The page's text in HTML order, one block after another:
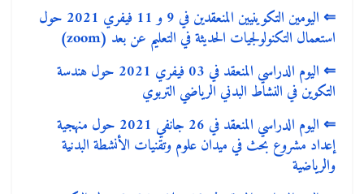
⇐
اليومين التكوينيين المنعقدين في 9 و 11 فيفري 2021 حول
استعمال التكنولولجيات الحديثة في التعليم عن بعد (zoom)
⇐
اليوم الدراسي المنعقد في 03 فيفري 2021 حول هندسة
التكوين في النشاط البدني الرياضي التربوي
⇐
اليوم الدراسي المنعقد في 26 جانفي 2021 حول منهجية
إعداد مشروع بحث في ميدان علوم وتقنيات الأنشطة البدنية
والرياضية